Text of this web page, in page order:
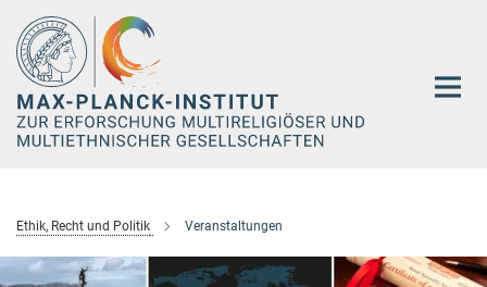
Hauptinhalt
Ethik, Recht und Politik Veranstaltungen